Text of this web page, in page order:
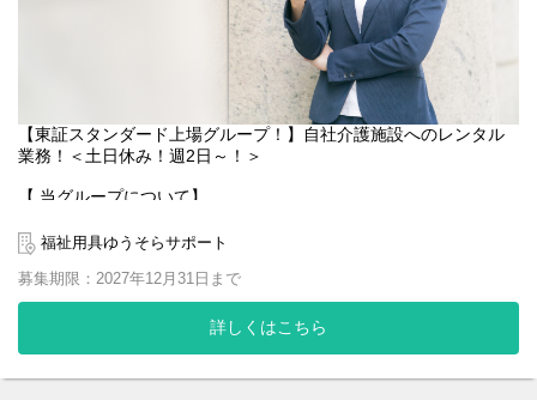
当社は東証スタンダード上場『株式会社京進』の
グループ企業で、経営基盤が安定しています！
グループ6社でフードサービス・有料老人ホームや訪問介護など
高齢者向け福祉施設・事業所を運営しています。
さらなる高齢化の進行に伴い、
今後ますます社会貢献度が高まる領域です！
【雇用形態】
正社員
【東証スタンダード上場グループ！】自社介護施設へのレンタル
業務！＜土日休み！週2日～！＞
【 当グループについて】
で、経営基盤が安定しています！ グループ3社で有料老人ホームや
訪問介護など 高齢者向け福祉施設・事業所を運営しています。 さ
らなる高齢化の進行に伴い、 今後ますます社会貢献度が高まる領
域です！
福祉用具ゆうそらサポート
募集期限：2027年12月31日まで
詳しくはこちら